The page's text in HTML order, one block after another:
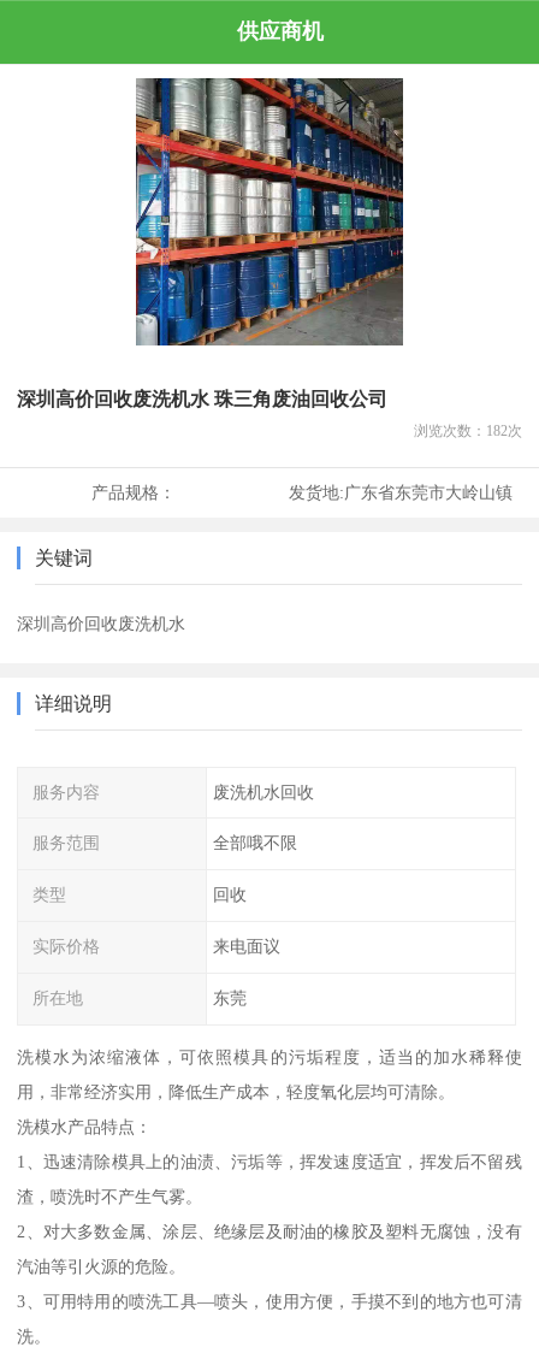
供应商机
深圳高价回收废洗机水 珠三角废油回收公司
浏览次数： 182次
产品规格： 发货地:广东省东莞市大岭山镇
关键词
深圳高价回收废洗机水
详细说明
服务内容 废洗机水回收
服务范围 全部哦不限
类型 回收
实际价格 来电面议
所在地 东莞
洗模水为浓缩液体，可依照模具的污垢程度，适当的加水稀释使
用，非常经济实用，降低生产成本，轻度氧化层均可清除。
洗模水产品特点：
1、迅速清除模具上的油渍、污垢等，挥发速度适宜，挥发后不留残
渣，喷洗时不产生气雾。
2、对大多数金属、涂层、绝缘层及耐油的橡胶及塑料无腐蚀，没有
汽油等引火源的危险。
3、可用特用的喷洗工具—喷头，使用方便，手摸不到的地方也可清
洗。